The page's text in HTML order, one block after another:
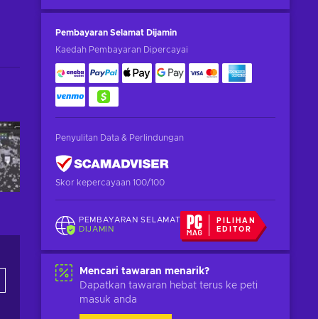
Pembayaran Selamat Dijamin
Kaedah Pembayaran Dipercayai
Penyulitan Data & Perlindungan
Skor kepercayaan 100/100
PEMBAYARAN SELAMAT
DIJAMIN
PILIHAN
EDITOR
Mencari tawaran menarik?
Dapatkan tawaran hebat terus ke peti
masuk anda